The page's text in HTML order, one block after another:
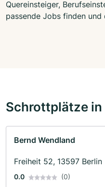
Quereinsteiger,
passende Jobs finden
Schrottplätze in
Bernd Wendland
Freiheit 52, 13597 Berlin
0.0 (0)